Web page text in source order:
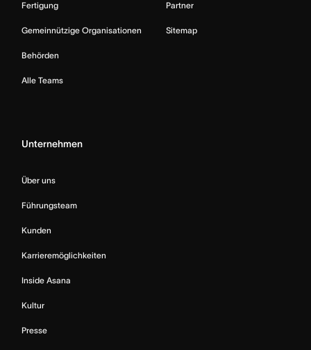
Fertigung
Gemeinnützige Organisationen
Behörden
Alle Teams
Partner
Sitemap
Unternehmen
Über uns
Führungsteam
Kunden
Karrieremöglichkeiten
Inside Asana
Kultur
Presse